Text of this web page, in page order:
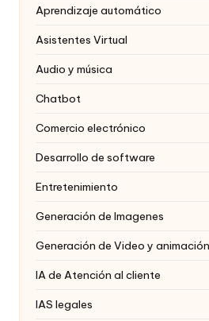
Aprendizaje automático
Asistentes Virtual
Audio y música
Chatbot
Comercio electrónico
Desarrollo de software
Entretenimiento
Generación de Imagenes
Generación de Video y animación
IA de Atención al cliente
IAS legales